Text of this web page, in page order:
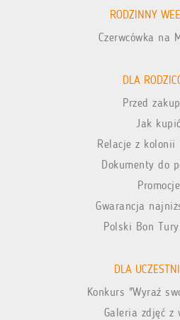
RODZINNY
Czerwcówka na
DLA
Przed
Jak kupić
Relacje z kolonii
Dokumenty do
Promocje
Gwarancja
Polski Bon
DLA
Konkurs "Wyraź
Galeria zdjęć z